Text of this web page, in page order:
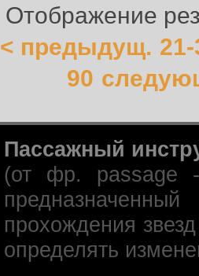
Отображение
< предыдущ.
90
Пассажный
(от фр. passage -
прохождения
определять